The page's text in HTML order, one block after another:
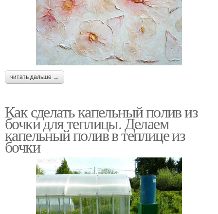
читать дальше →
Как сделать капельный полив из
бочки для теплицы. Делаем
капельный полив в теплице из
бочки